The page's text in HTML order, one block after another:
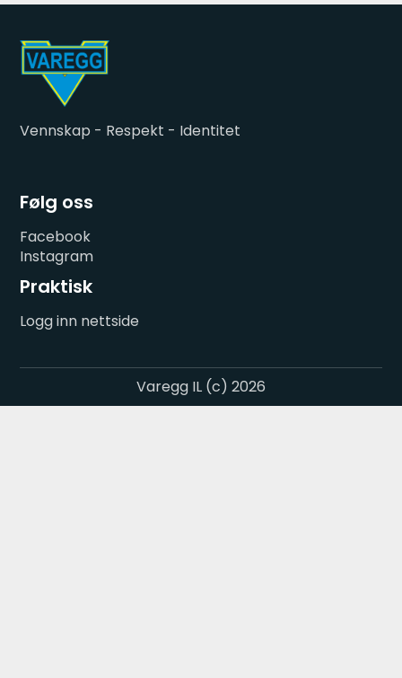
Vennskap - Respekt - Identitet
Følg oss
Facebook
Instagram
Praktisk
Logg inn nettside
Varegg IL (c) 2026